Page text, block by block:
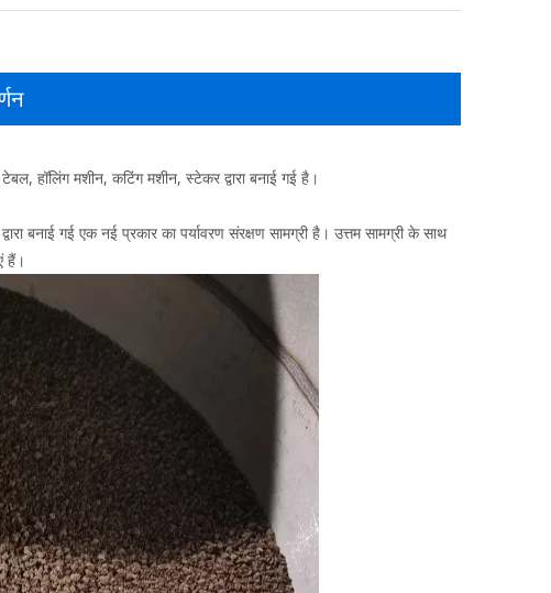
हॉलिंग मशीन, कटिंग मशीन, स्टेकर द्वारा बनाई गई है।
बनाई गई एक नई प्रकार का पर्यावरण संरक्षण सामग्री है। उत्तम सामग्री के साथ
हैं।